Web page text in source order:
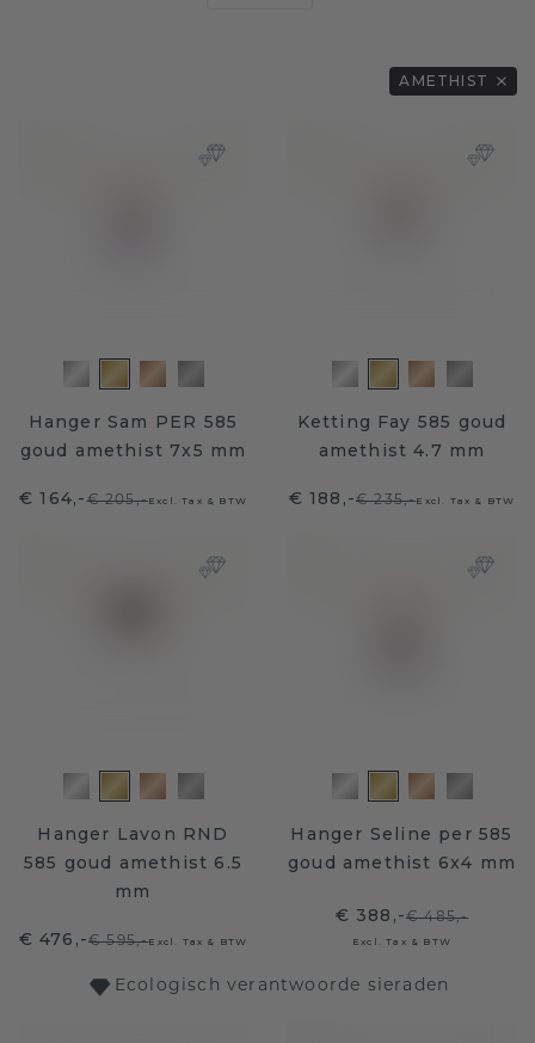
AMETHIST
Hanger Sam PER 585
goud amethist 7x5 mm
€ 164,-€ 205,-Excl. Tax & BTW
Ketting Fay 585 goud
amethist 4.7 mm
€ 188,-€ 235,-Excl. Tax & BTW
Hanger Lavon RND
585 goud amethist 6.5
mm
€ 476,-€ 595,-Excl. Tax & BTW
Hanger Seline per 585
goud amethist 6x4 mm
€ 388,-€ 485,-
Excl. Tax & BTW
Ecologisch verantwoorde sieraden